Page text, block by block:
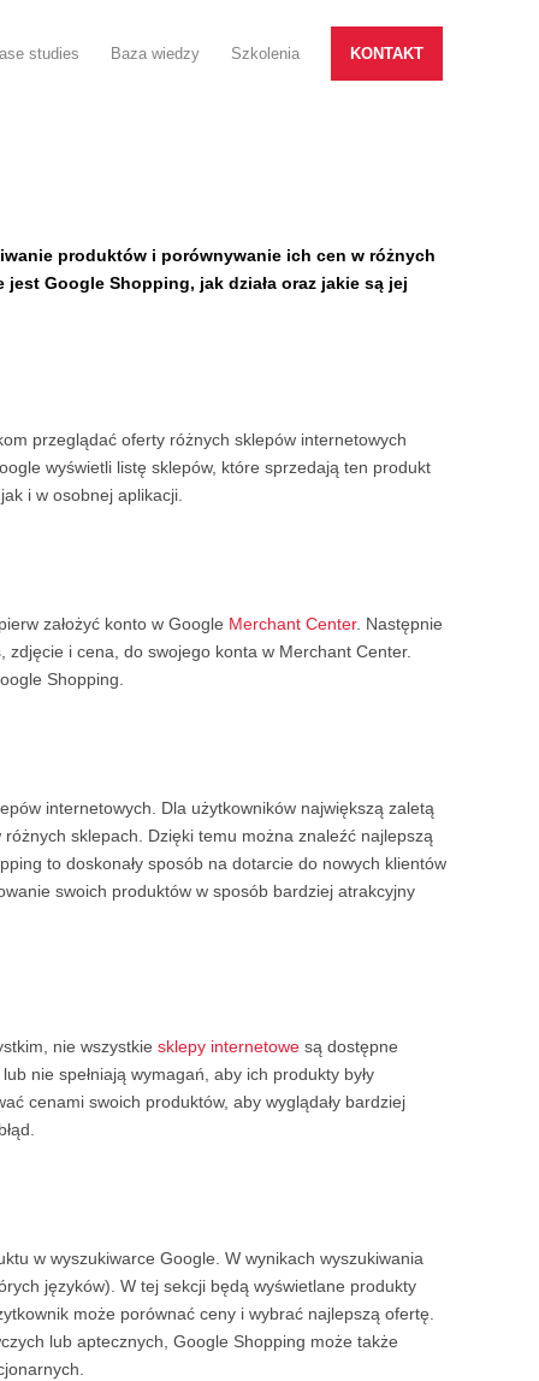
studies Baza wiedzy Szkolenia KONTAKT
produktów i porównywanie ich cen w różnych
Google Shopping, jak działa oraz jakie są jej
przeglądać oferty różnych sklepów internetowych
wyświetli listę sklepów, które sprzedają ten produkt
i w osobnej aplikacji.
założyć konto w Google Merchant Center. Następnie
i cena, do swojego konta w Merchant Center.
Shopping.
internetowych. Dla użytkowników największą zaletą
sklepach. Dzięki temu można znaleźć najlepszą
to doskonały sposób na dotarcie do nowych klientów
swoich produktów w sposób bardziej atrakcyjny
nie wszystkie sklepy internetowesą dostępne
nie spełniają wymagań, aby ich produkty były
cenami swoich produktów, aby wyglądały bardziej
w wyszukiwarce Google. W wynikach wyszukiwania
języków). W tej sekcji będą wyświetlane produkty
może porównać ceny i wybrać najlepszą ofertę.
lub aptecznych, Google Shopping może także